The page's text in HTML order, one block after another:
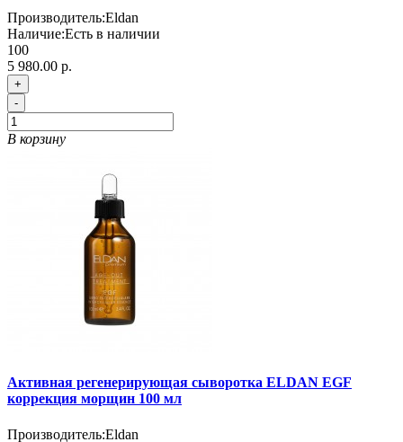
Производитель:Eldan
Наличие:Есть в наличии
100
5 980.00 р.
+
-
В корзину
Активная регенерирующая сыворотка ELDAN EGF
коррекция морщин 100 мл
Производитель:Eldan